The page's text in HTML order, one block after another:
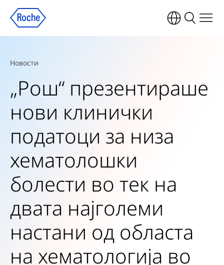
Новости
„Рош“ презентираше
нови клинички
податоци за низа
хематолошки
болести во тек на
двата најголеми
настани од областа
на хематологија во